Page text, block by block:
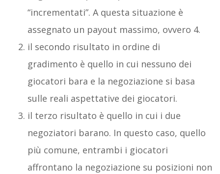
“incrementati”. A questa situazione è
assegnato un payout massimo, ovvero 4.
il secondo risultato in ordine di
gradimento è quello in cui nessuno dei
giocatori bara e la negoziazione si basa
sulle reali aspettative dei giocatori.
il terzo risultato è quello in cui i due
negoziatori barano. In questo caso, quello
più comune, entrambi i giocatori
affrontano la negoziazione su posizioni non